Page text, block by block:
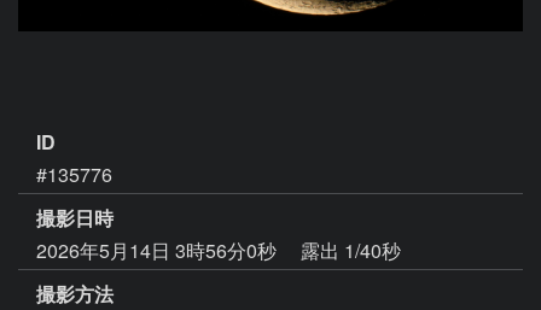
ID
#135776
撮影日時
2026年5月14日 3時56分0秒
露出 1/40秒
撮影方法